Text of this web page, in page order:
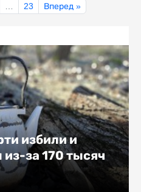
23 Вперед »
избили и
за 170 тысяч